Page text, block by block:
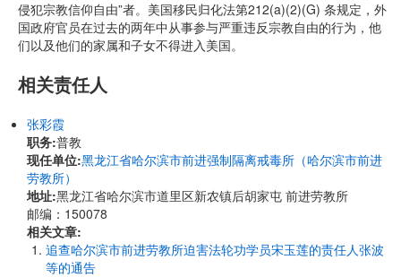
侵犯宗教信仰自由”者。美国移民归化法第212(a)(2)(G) 条规定，外
国政府官员在过去的两年中从事参与严重违反宗教自由的行为，他
们以及他们的家属和子女不得进入美国。
相关责任人
张彩霞
职务:普教
现任单位:黑龙江省哈尔滨市前进强制隔离戒毒所（哈尔滨市前进
劳教所）
地址:黑龙江省哈尔滨市道里区新农镇后胡家屯 前进劳教所
邮编：150078
相关文章:
追查哈尔滨市前进劳教所迫害法轮功学员宋玉莲的责任人张波
等的通告